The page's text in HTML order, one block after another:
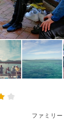
ファミリ